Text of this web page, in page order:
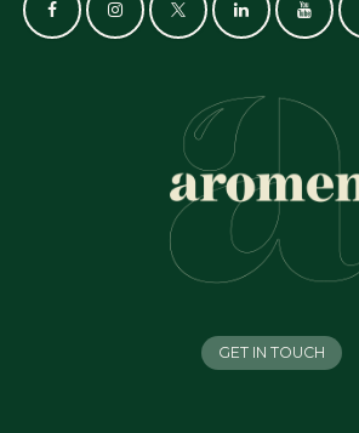
GET IN TOUCH